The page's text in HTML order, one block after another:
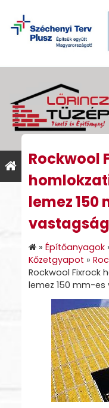
Rockwool
lemez 150
» Építőanyagok
Kőzetgyapot »
Rockwool Fixrock
lemez 150 mm-